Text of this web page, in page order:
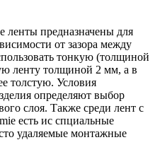
ленты предназначены для
от зазора между
тонкую (толщиной
ленту толщиной 2 мм, а в
толстую. Условия
определяют выбор
слоя. Также среди лент с
есть ис спциальные
удаляемые монтажные